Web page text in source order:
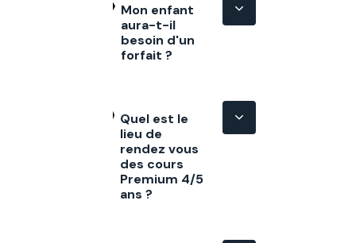
Mon enfant
aura-t-il
besoin d'un
forfait ?
Quel est le
lieu de
rendez vous
des cours
Premium 4/5
ans ?